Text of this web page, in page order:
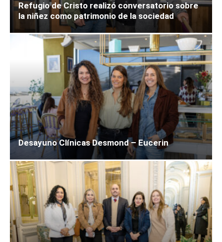
Refugio de Cristo realizó conversatorio sobre
la niñez como patrimonio de la sociedad
Desayuno Clínicas Desmond – Eucerin